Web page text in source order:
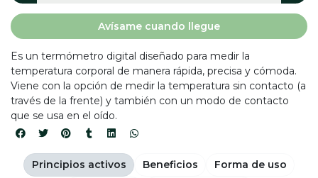
Avísame cuando llegue
Es un termómetro digital diseñado para medir la
temperatura corporal de manera rápida, precisa y cómoda.
Viene con la opción de medir la temperatura sin contacto (a
través de la frente) y también con un modo de contacto
que se usa en el oído.
Principios activos Beneficios
Forma de uso